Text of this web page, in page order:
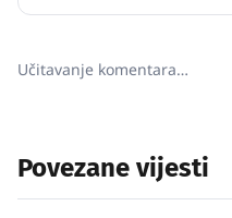
Učitavanje komentara…
Povezane vijesti